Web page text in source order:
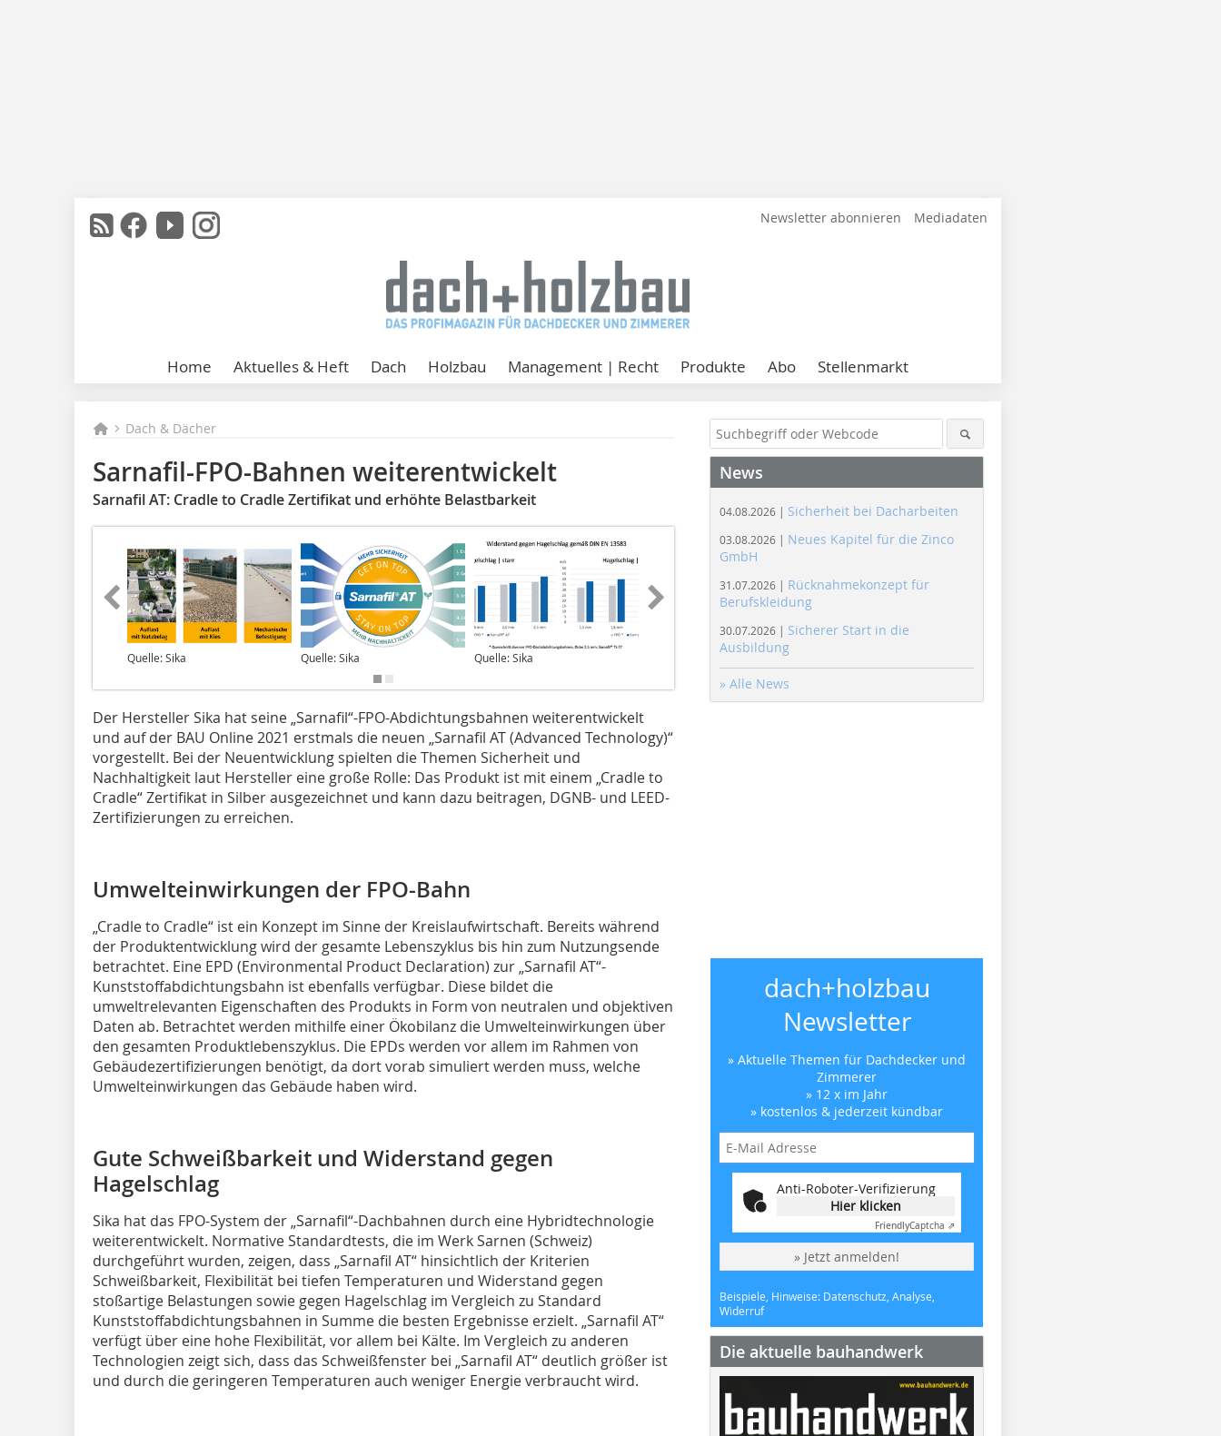
Newsletter abonnieren Mediadaten
Home Aktuelles & Heft Dach Holzbau Management | Recht Produkte Abo Stellenmarkt
Dach & Dächer
Sarnafil-FPO-Bahnen weiterentwickelt
Sarnafil AT: Cradle to Cradle Zertifikat und erhöhte Belastbarkeit
Quelle: Sika Quelle: Sika Quelle: Sika
Der Hersteller Sika hat seine „Sarnafil“-FPO-Abdichtungsbahnen weiterentwickelt
und auf der BAU Online 2021 erstmals die neuen „Sarnafil AT (Advanced Technology)“
vorgestellt. Bei der Neuentwicklung spielten die Themen Sicherheit und
Nachhaltigkeit laut Hersteller eine große Rolle: Das Produkt ist mit einem „Cradle to
Cradle“ Zertifikat in Silber ausgezeichnet und kann dazu beitragen, DGNB- und LEED-
Zertifizierungen zu erreichen.
Umwelteinwirkungen der FPO-Bahn
„Cradle to Cradle“ ist ein Konzept im Sinne der Kreislaufwirtschaft. Bereits während
der Produktentwicklung wird der gesamte Lebenszyklus bis hin zum Nutzungsende
betrachtet. Eine EPD (Environmental Product Declaration) zur „Sarnafil AT“-
Kunststoffabdichtungsbahn ist ebenfalls verfügbar. Diese bildet die
umweltrelevanten Eigenschaften des Produkts in Form von neutralen und objektiven
Daten ab. Betrachtet werden mithilfe einer Ökobilanz die Umwelteinwirkungen über
den gesamten Produktlebenszyklus. Die EPDs werden vor allem im Rahmen von
Gebäudezertifizierungen benötigt, da dort vorab simuliert werden muss, welche
Umwelteinwirkungen das Gebäude haben wird.
Gute Schweißbarkeit und Widerstand gegen
Hagelschlag
Sika hat das FPO-System der „Sarnafil“-Dachbahnen durch eine Hybridtechnologie
weiterentwickelt. Normative Standardtests, die im Werk Sarnen (Schweiz)
durchgeführt wurden, zeigen, dass „Sarnafil AT“ hinsichtlich der Kriterien
Schweißbarkeit, Flexibilität bei tiefen Temperaturen und Widerstand gegen
stoßartige Belastungen sowie gegen Hagelschlag im Vergleich zu Standard
Kunststoffabdichtungsbahnen in Summe die besten Ergebnisse erzielt. „Sarnafil AT“
verfügt über eine hohe Flexibilität, vor allem bei Kälte. Im Vergleich zu anderen
Technologien zeigt sich, dass das Schweißfenster bei „Sarnafil AT“ deutlich größer ist
und durch die geringeren Temperaturen auch weniger Energie verbraucht wird.
News
04.08.2026 | Sicherheit bei Dacharbeiten
03.08.2026 | Neues Kapitel für die Zinco
GmbH
31.07.2026 | Rücknahmekonzept für
Berufskleidung
30.07.2026 | Sicherer Start in die
Ausbildung
» Alle News
dach+holzbau
Newsletter
» Aktuelle Themen für Dachdecker und
Zimmerer
» 12 x im Jahr
» kostenlos & jederzeit kündbar
Anti-Roboter-Verifizierung
Hier klicken
FriendlyCaptcha ⇗
» Jetzt anmelden!
Beispiele, Hinweise: Datenschutz, Analyse,
Widerruf
Die aktuelle bauhandwerk